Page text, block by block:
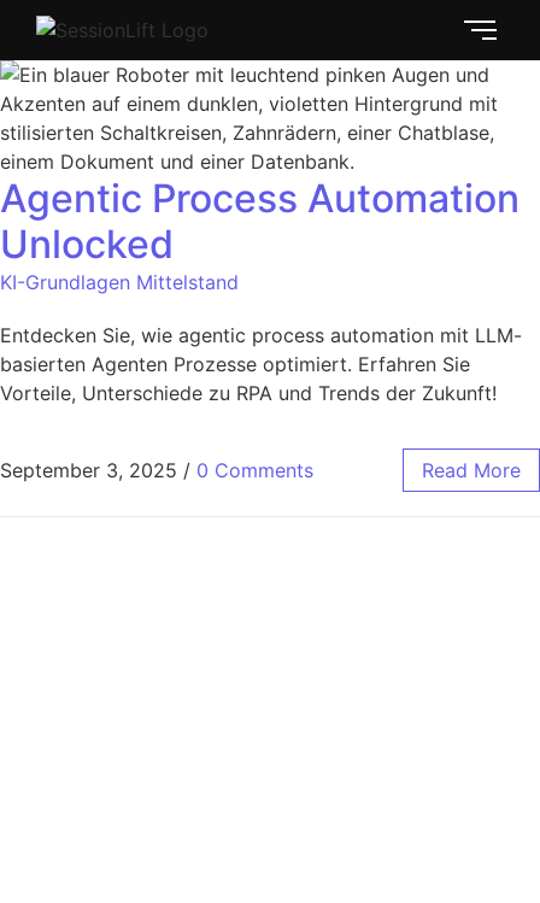
Agentic Process Automation
Unlocked
KI-Grundlagen Mittelstand
Entdecken Sie, wie agentic process automation mit LLM-
basierten Agenten Prozesse optimiert. Erfahren Sie
Vorteile, Unterschiede zu RPA und Trends der Zukunft!
September 3, 2025 / 0 Comments Read More